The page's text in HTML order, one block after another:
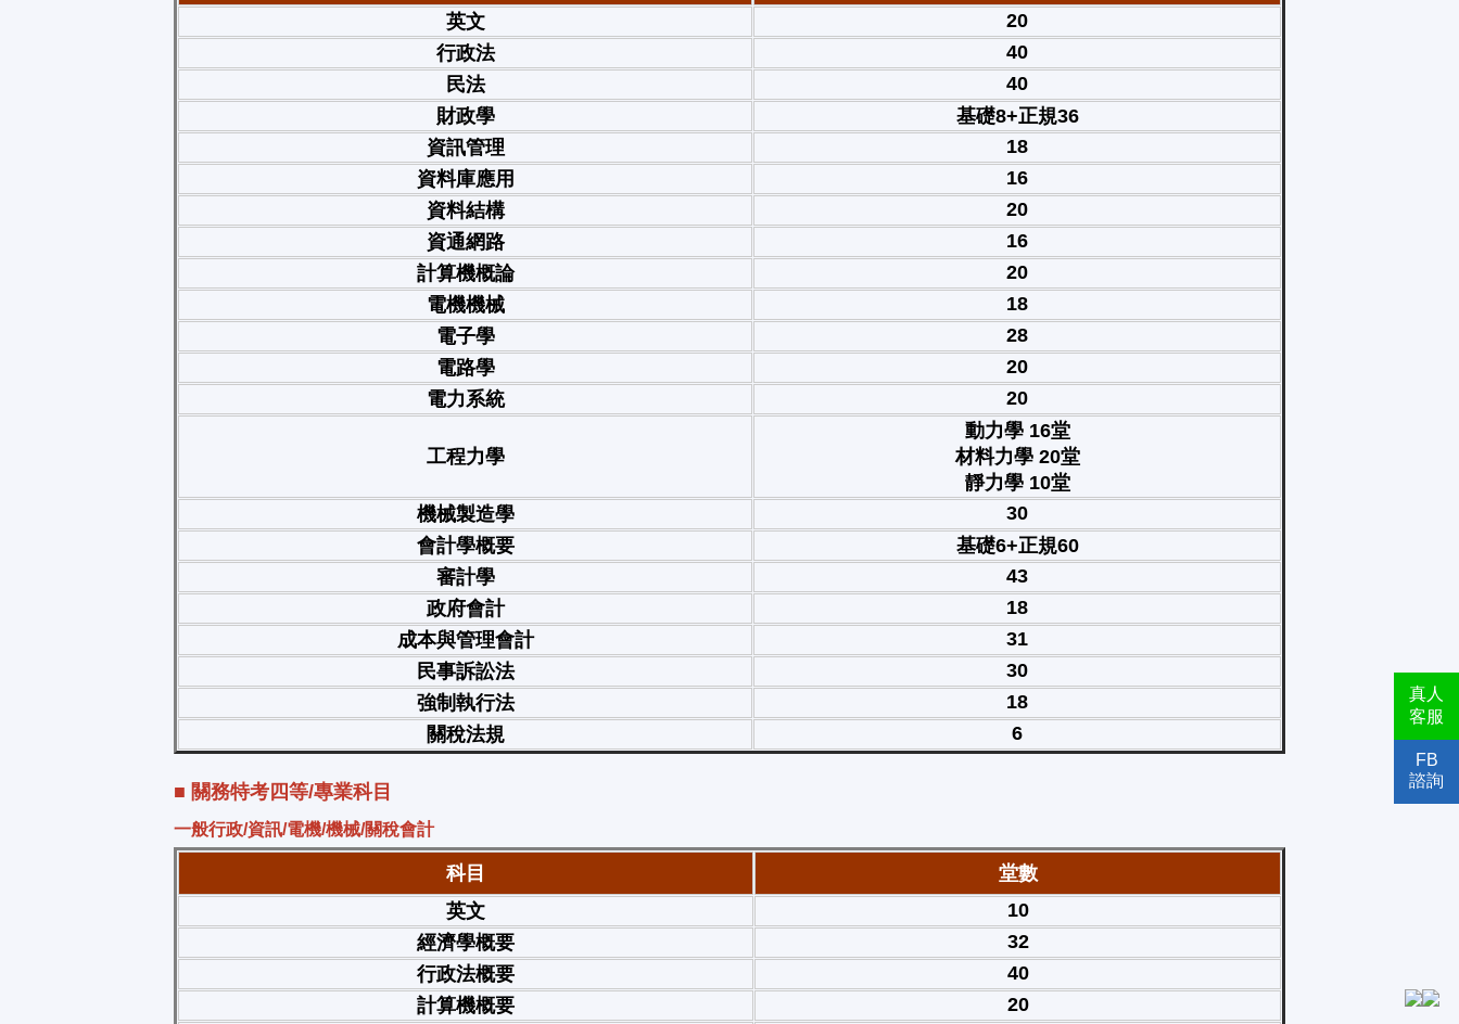
真人
客服
FB
諮詢
英文
20
行政法
40
民法
40
財政學
基礎8+正規36
資訊管理
18
資料庫應用
16
資料結構
20
資通網路
16
計算機概論
20
電機機械
18
電子學
28
電路學
20
電力系統
20
工程力學
動力學 16堂
材料力學 20堂
靜力學 10堂
機械製造學
30
會計學概要
基礎6+正規60
審計學
43
政府會計
18
成本與管理會計
31
民事訴訟法
30
強制執行法
18
關稅法規
6
■ 關務特考四等/專業科目
一般行政/資訊/電機/機械/關稅會計
科目
堂數
英文
10
經濟學概要
32
行政法概要
40
計算機概要
20